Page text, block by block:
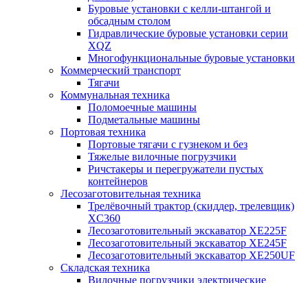
Буровые установки с келли-штангой и
обсадным столом
Гидравлические буровые установки серии
XQZ
Многофункциональные буровые установки
Коммерческий транспорт
Тягачи
Коммунальная техника
Поломоечные машины
Подметальные машины
Портовая техника
Портовые тягачи с гузнеком и без
Тяжелые вилочные погрузчики
Ричстакеры и перегружатели пустых
контейнеров
Лесозаготовительная техника
Трелёвочный трактор (скиддер, трелевщик)
XC360
Лесозаготовительный экскаватор XE225F
Лесозаготовительный экскаватор XE245F
Лесозаготовительный экскаватор XE250UF
Складская техника
Вилочные погрузчики электрические